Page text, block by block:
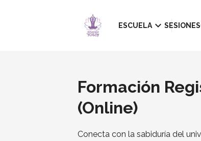
ESCUELAkeyboard_arrow_downSESIONES
Formación
(Online)
Conecta con la sabiduría del